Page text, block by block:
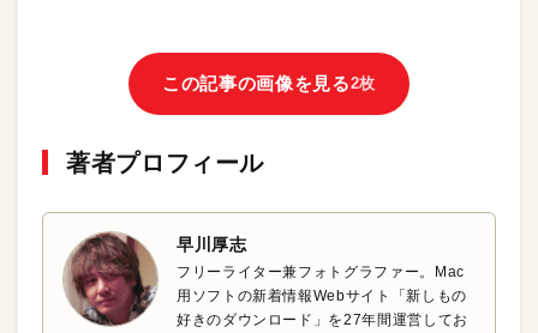
この記事の画像を見る2枚
著者プロフィール
早川厚志
フリーライター兼フォトグラファー。Mac
用ソフトの新着情報Webサイト「新しもの
好きのダウンロード」を27年間運営してお